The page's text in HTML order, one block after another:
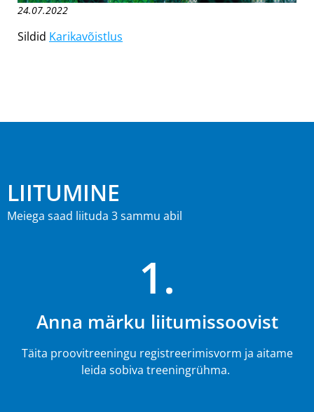
24.07.2022
Sildid Karikavõistlus
LIITUMINE
Meiega saad liituda 3 sammu abil
1.
Anna märku liitumissoovist
Täita proovitreeningu registreerimisvorm ja aitame
leida sobiva treeningrühma.